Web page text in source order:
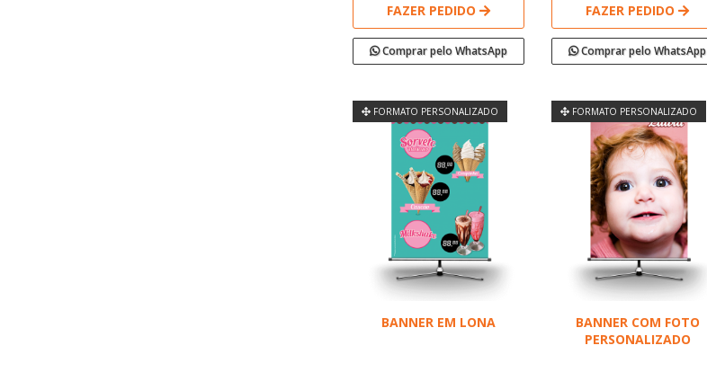
FAZER PEDIDO
Comprar pelo WhatsApp
FAZER PEDIDO
Comprar pelo WhatsApp
FORMATO PERSONALIZADO
BANNER EM LONA
FORMATO PERSONALIZADO
BANNER COM FOTO
PERSONALIZADO